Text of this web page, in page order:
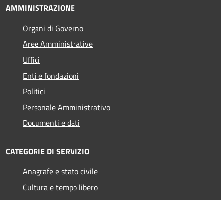
AMMINISTRAZIONE
Organi di Governo
Aree Amministrative
Uffici
Enti e fondazioni
Politici
Personale Amministrativo
Documenti e dati
CATEGORIE DI SERVIZIO
Anagrafe e stato civile
Cultura e tempo libero